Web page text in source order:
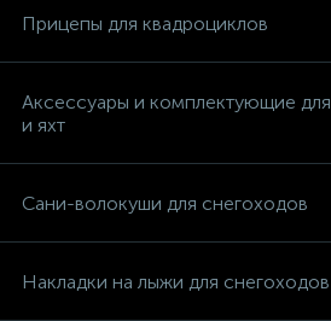
Прицепы для квадроциклов
Аксессуары и комплектующие
и яхт
Сани-волокуши для снегоходов
Накладки на лыжи для снегоходов